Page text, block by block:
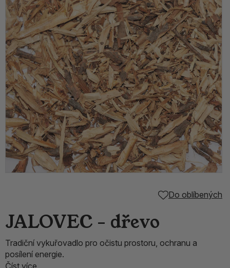
Do oblíbených
JALOVEC - dřevo
Tradiční vykuřovadlo pro očistu prostoru, ochranu a
posílení energie.